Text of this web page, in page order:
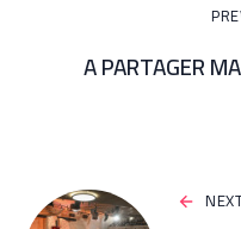
A PARTAGER